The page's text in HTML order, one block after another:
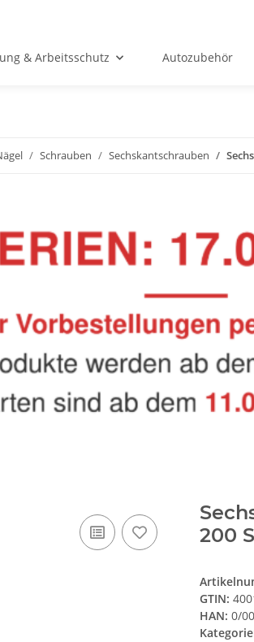
& Arbeitsschutz Autozubehör
Schrauben Sechskantschrauben
200
GTIN:
HAN: 0/